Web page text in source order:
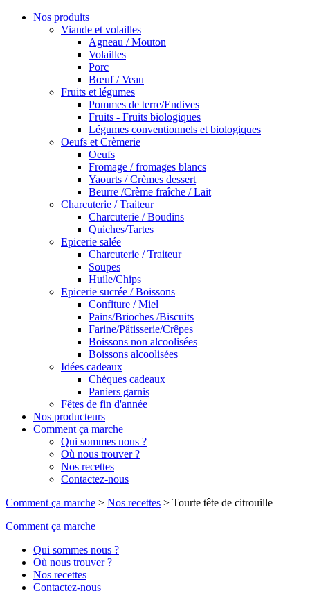
Nos produits
Viande et volailles
Agneau / Mouton
Volailles
Porc
Bœuf / Veau
Fruits et légumes
Pommes de terre/Endives
Fruits - Fruits biologiques
Légumes conventionnels et biologiques
Oeufs et Crèmerie
Oeufs
Fromage / fromages blancs
Yaourts / Crèmes dessert
Beurre /Crème fraîche / Lait
Charcuterie / Traiteur
Charcuterie / Boudins
Quiches/Tartes
Epicerie salée
Charcuterie / Traiteur
Soupes
Huile/Chips
Epicerie sucrée / Boissons
Confiture / Miel
Pains/Brioches /Biscuits
Farine/Pâtisserie/Crêpes
Boissons non alcoolisées
Boissons alcoolisées
Idées cadeaux
Chèques cadeaux
Paniers garnis
Fêtes de fin d'année
Nos producteurs
Comment ça marche
Qui sommes nous ?
Où nous trouver ?
Nos recettes
Contactez-nous
Comment ça marche > Nos recettes > Tourte tête de citrouille
Comment ça marche
Qui sommes nous ?
Où nous trouver ?
Nos recettes
Contactez-nous